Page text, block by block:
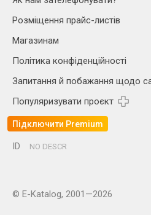
Розміщення прайс-листів
Магазинам
Політика конфіденційності
Запитання й побажання щодо
Популяризувати проєкт
Підключити Premium
ID NO DESCR
© E-Katalog, 2001—2026